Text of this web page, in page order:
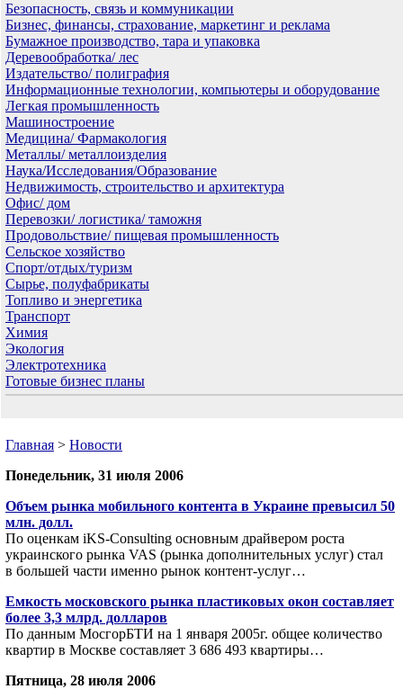
Безопасность, связь и коммуникации
Бизнес, финансы, страхование, маркетинг и реклама
Бумажное производство, тара и упаковка
Деревообработка/ лес
Издательство/ полиграфия
Информационные технологии, компьютеры и оборудование
Легкая промышленность
Машиностроение
Медицина/ Фармакология
Металлы/ металлоизделия
Наука/Исследования/Образование
Недвижимость, строительство и архитектура
Офис/ дом
Перевозки/ логистика/ таможня
Продовольствие/ пищевая промышленность
Сельское хозяйство
Спорт/отдых/туризм
Сырье, полуфабрикаты
Топливо и энергетика
Транспорт
Химия
Экология
Электротехника
Готовые бизнес планы
Главная > Новости
Понедельник, 31 июля 2006
Объем рынка мобильного контента в Украине превысил 50
млн. долл.
По оценкам iKS-Consulting основным драйвером роста
украинского рынка VAS (рынка дополнительных услуг) стал
в большей части именно рынок контент-услуг…
Емкость московского рынка пластиковых окон составляет
более 3,3 млрд. долларов
По данным МосгорБТИ на 1 января 2005г. общее количество
квартир в Москве составляет 3 686 493 квартиры…
Пятница, 28 июля 2006